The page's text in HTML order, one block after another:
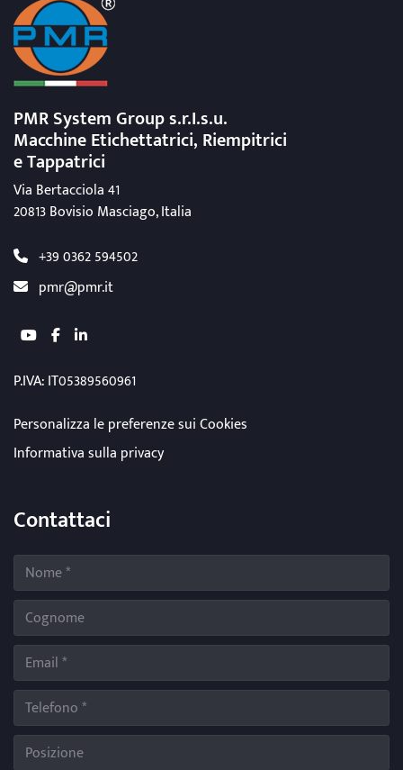
PMR System Group s.r.I.s.u.
Macchine Etichettatrici, Riempitrici
e Tappatrici
Via Bertacciola 41
20813 Bovisio Masciago, Italia
+39 0362 594502
pmr@pmr.it
youtubefacebooklinkedin
P.IVA: IT05389560961
Personalizza le preferenze sui Cookies
Informativa sulla privacy
Contattaci